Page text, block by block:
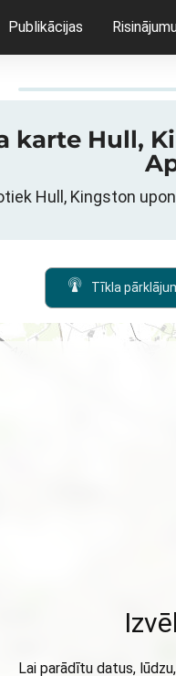
Publikācijas
karte Hull,
Hull, Kingston
Tīkla
Lai parādītu datus,